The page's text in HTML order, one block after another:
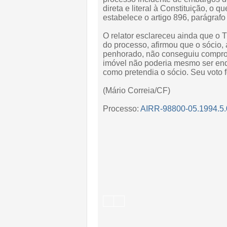
direta e literal à Constituição, o
estabelece o artigo 896, parágrafo
O relator esclareceu ainda que o
do processo, afirmou que o
penhorado, não conseguiu
imóvel não poderia mesmo ser
como pretendia o sócio. Seu voto
(Mário Correia/CF)
Processo: AIRR-98800-